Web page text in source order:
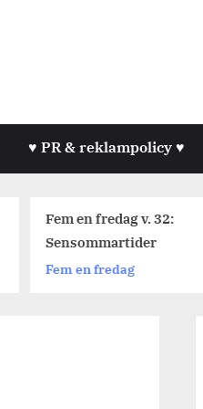
♥ PR & reklampolicy ♥
Fem en fredag v. 32:
Sensommartider
Fem en fredag